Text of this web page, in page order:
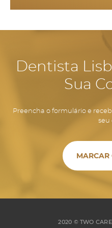
Dentista
Sua
Preencha o formulário e
seu
MARCAR
2020 ©TWO